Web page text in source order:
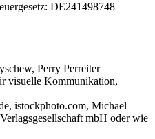
DE241498748
Perry Perreiter
visuelle Kommunikation,
istockphoto.com, Michael
mbH oder wie